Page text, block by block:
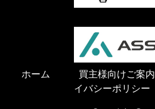
ホーム 買主様向けご案内
イバシーポリシー